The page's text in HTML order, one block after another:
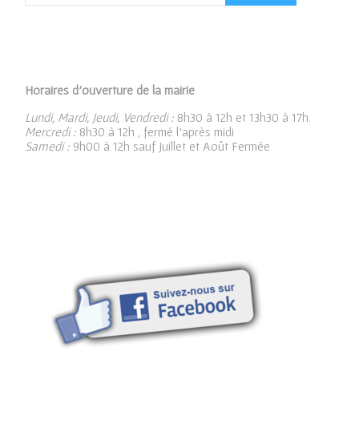
Horaires d’ouverture de la mairie
Lundi, Mardi, Jeudi, Vendredi : 8h30 à 12h et 13h30 à 17h.
Mercredi : 8h30 à 12h , fermé l’après midi
Samedi : 9h00 à 12h sauf Juillet et Août Fermée